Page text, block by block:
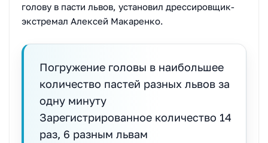
голову в пасти львов, установил дрессировщик-
экстремал Алексей Макаренко.
Погружение головы в наибольшее
количество пастей разных львов за
одну минуту
Зарегистрированное количество 14
раз, 6 разным львам